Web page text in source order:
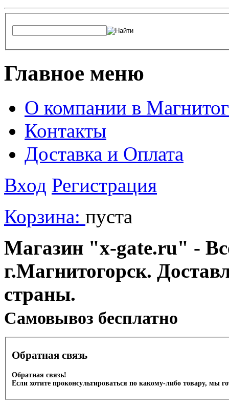
Главное меню
О компании в
Контакты
Доставка и Оплата
Вход Регистрация
Корзина: пуста
Магазин "x-gate.ru" -
г.Магнитогорск.
страны.
Cамовывоз бесплатно
Обратная связь
Обратная связь!
Если хотите проконсультироваться по какому-либо товару, мы